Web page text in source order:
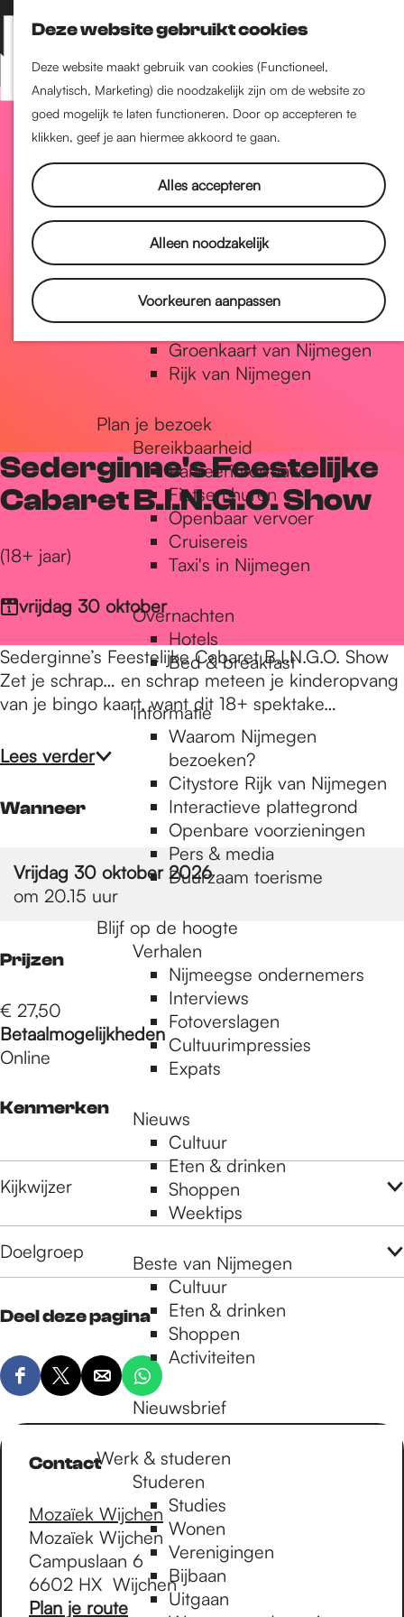
Deze website gebruikt cookies
Deze website maakt gebruik van cookies (Functioneel,
Analytisch, Marketing) die noodzakelijk zijn om de website zo
goed mogelijk te laten functioneren. Door op accepteren te
klikken, geef je aan hiermee akkoord te gaan.
Alles accepteren
Alleen noodzakelijk
Voorkeuren aanpassen
Z
o
e
k
e
K
a
a
r
t
M
e
n
Nijmegen-Nieuw-West
Nijmegen-Oud-West
Dukenburg
Lindenholt
Historie
De oudste stad van
Nederland
Historische tijdlijn
Romeinse Limes
Vrede van Nijmegen Penning
Natuur in Nijmegen
Groenkaart van Nijmegen
Rijk van Nijmegen
Plan je bezoek
Bereikbaarheid
Parkeerinformatie
Fietsen huren
Openbaar vervoer
Cruisereis
Taxi's in Nijmegen
Overnachten
Hotels
Bed & breakfast
Informatie
Waarom Nijmegen
bezoeken?
Citystore Rijk van Nijmegen
Interactieve plattegrond
Openbare voorzieningen
Pers & media
Duurzaam toerisme
Blijf op de hoogte
Verhalen
Nijmeegse ondernemers
Interviews
Fotoverslagen
Cultuurimpressies
Expats
Nieuws
Cultuur
Eten & drinken
Shoppen
Weektips
Beste van Nijmegen
Cultuur
Eten & drinken
Shoppen
Activiteiten
Nieuwsbrief
Werk & studeren
Studeren
Studies
Wonen
Verenigingen
Bijbaan
Uitgaan
Sederginne's Feestelijke
Cabaret B.I.N.G.O. Show
(18+ jaar)
vrijdag 30 oktober
Sederginne’s Feestelijke Cabaret B.I.N.G.O. Show
Zet je schrap… en schrap meteen je kinderopvang
van je bingo kaart, want dit 18+ spektake…
Lees verder
Wanneer
Vrijdag 30 oktober 2026
om 20.15 uur
Prijzen
€ 27,50
Betaalmogelijkheden
Online
Kenmerken
Kijkwijzer
Doelgroep
Deel deze pagina
D
e
D
e
l
z
e
p
a
D
e
l
e
z
e
p
a
D
e
e
d
z
e
p
a
Contact
Mozaïek Wijchen
Mozaïek Wijchen
Campuslaan 6
6602 HX Wijchen
Plan je routen